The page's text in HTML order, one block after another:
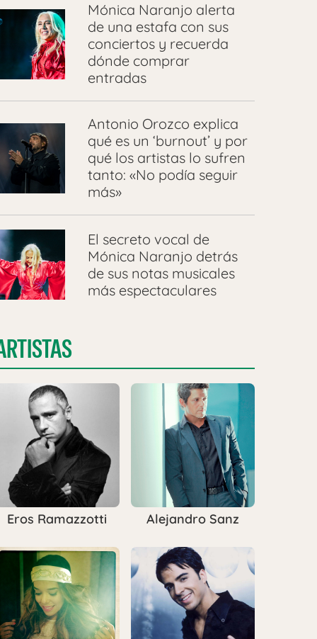
Mónica Naranjo alerta
de una estafa con sus
conciertos y recuerda
dónde comprar
entradas
Antonio Orozco explica
qué es un ‘burnout’ y por
qué los artistas lo sufren
tanto: «No podía seguir
más»
El secreto vocal de
Mónica Naranjo detrás
de sus notas musicales
más espectaculares
Eros Ramazzotti Alejandro Sanz